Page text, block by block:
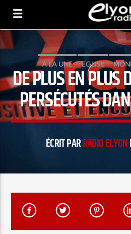
RADIO
POSITIVE ET
À LA UNE EGLISE
DE PLUS EN PLUS
PERSÉCUTÉS
ÉCRIT PARRADIO ELYON